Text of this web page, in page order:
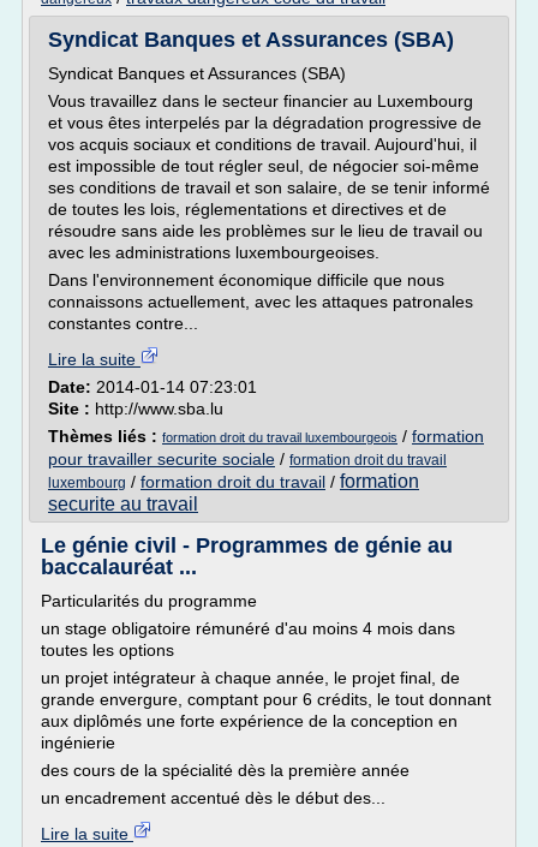
Syndicat Banques et Assurances (SBA)
Syndicat Banques et Assurances (SBA)
Vous travaillez dans le secteur financier au Luxembourg
et vous êtes interpelés par la dégradation progressive de
vos acquis sociaux et conditions de travail. Aujourd'hui, il
est impossible de tout régler seul, de négocier soi-même
ses conditions de travail et son salaire, de se tenir informé
de toutes les lois, réglementations et directives et de
résoudre sans aide les problèmes sur le lieu de travail ou
avec les administrations luxembourgeoises.
Dans l'environnement économique difficile que nous
connaissons actuellement, avec les attaques patronales
constantes contre...
Lire la suite
Date: 2014-01-14 07:23:01
Site : http://www.sba.lu
Thèmes liés : formation droit du travail luxembourgeois / formation
pour travailler securite sociale / formation droit du travail
luxembourg / formation droit du travail / formation
securite au travail
Le génie civil - Programmes de génie au
baccalauréat ...
Particularités du programme
un stage obligatoire rémunéré d'au moins 4 mois dans
toutes les options
un projet intégrateur à chaque année, le projet final, de
grande envergure, comptant pour 6 crédits, le tout donnant
aux diplômés une forte expérience de la conception en
ingénierie
des cours de la spécialité dès la première année
un encadrement accentué dès le début des...
Lire la suite